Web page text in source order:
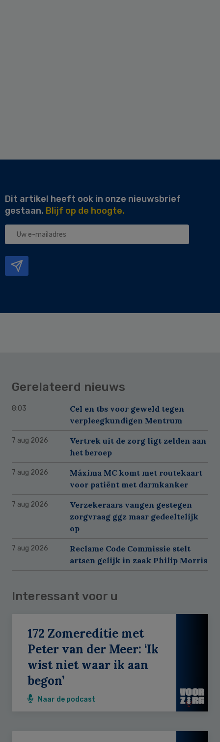
Dit artikel heeft ook in onze nieuwsbrief
gestaan. Blijf op de hoogte.
Uw
Gerelateerd nieuws
8:03
Cel en tbs voor geweld tegen
verpleegkundigen Mentrum
7 aug 2026
Vertrek uit de zorg ligt zelden aan
het beroep
7 aug 2026
Máxima MC komt met routekaart
voor patiënt met darmkanker
7 aug 2026
Verzekeraars vangen gestegen
zorgvraag ggz maar gedeeltelijk
op
7 aug 2026
Reclame Code Commissie stelt
artsen gelijk in zaak Philip Morris
Interessant voor u
172 Zomereditie met
Peter van der Meer: ‘Ik
wist niet waar ik aan
begon’
Naar de podcast